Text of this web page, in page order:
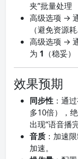
夹”批量处理
高级选项 →
（避免资源耗
高级选项 →
为 1 （稳妥）
效果预期
同步性 ：通
多10倍），
出现“语音播
音质 ：加速
加速。